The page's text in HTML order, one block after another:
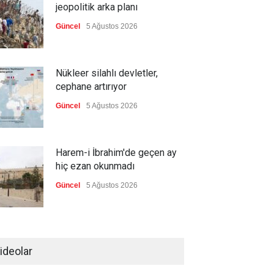
jeopolitik arka planı
Güncel 5 Ağustos 2026
Nükleer silahlı devletler,
cephane artırıyor
Güncel 5 Ağustos 2026
Harem-i İbrahim'de geçen ay
hiç ezan okunmadı
Güncel 5 Ağustos 2026